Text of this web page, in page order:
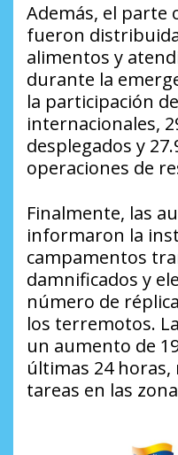
Además, el parte
fueron
alimentos y
durante la
la participación
internacionales,
desplegados y
operaciones de
Finalmente, las
informaron la
campamentos
damnificados y
número de
los terremotos.
un aumento de
últimas 24
tareas en las